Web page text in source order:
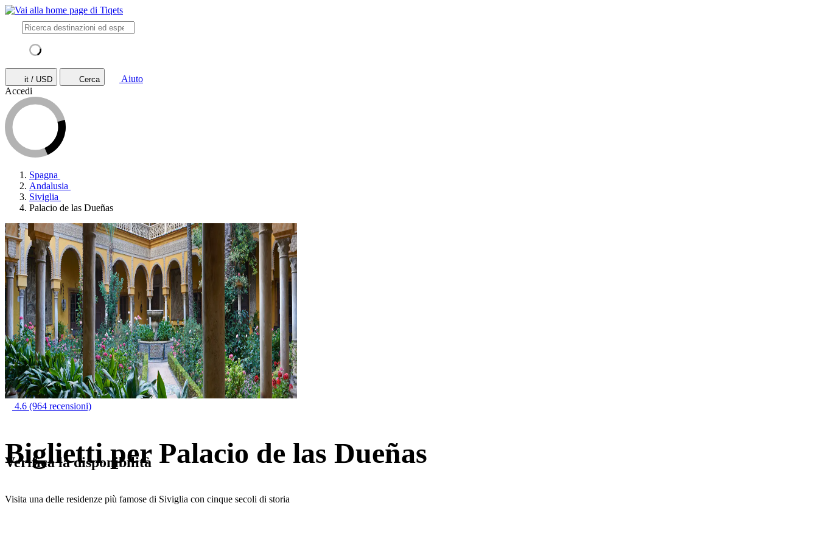
it / USD Cerca
Aiuto
Accedi
Spagna
Andalusia
Siviglia
Palacio de las Dueñas
4.6 (964 recensioni)
Biglietti per Palacio de las Dueñas
Visita una delle residenze più famose di Siviglia con cinque secoli di storia
Verifica la disponibilità